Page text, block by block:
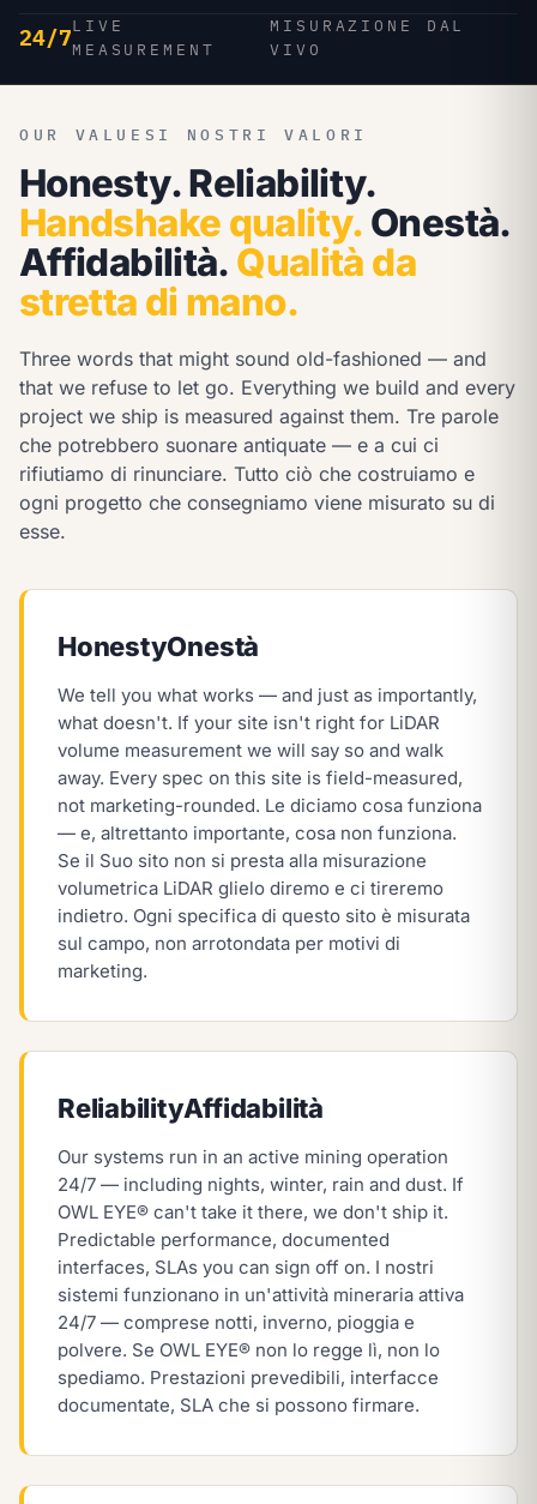
24/7LIVE
MEASUREMENT
MISURAZIONE DAL
VIVO
OUR VALUES I NOSTRI VALORI
Honesty. Reliability.
Handshake quality. Onestà.
Affidabilità. Qualità da
stretta di mano.
Three words that might sound old-fashioned — and
that we refuse to let go. Everything we build and every
project we ship is measured against them. Tre parole
che potrebbero suonare antiquate — e a cui ci
rifiutiamo di rinunciare. Tutto ciò che costruiamo e
ogni progetto che consegniamo viene misurato su di
esse.
HonestyOnestà
We tell you what works — and just as importantly,
what doesn't. If your site isn't right for LiDAR
volume measurement we will say so and walk
away. Every spec on this site is field-measured,
not marketing-rounded. Le diciamo cosa funziona
— e, altrettanto importante, cosa non funziona.
Se il Suo sito non si presta alla misurazione
volumetrica LiDAR glielo diremo e ci tireremo
indietro. Ogni specifica di questo sito è misurata
sul campo, non arrotondata per motivi di
marketing.
ReliabilityAffidabilità
Our systems run in an active mining operation
24/7 — including nights, winter, rain and dust. If
OWL EYE® can't take it there, we don't ship it.
Predictable performance, documented
interfaces, SLAs you can sign off on. I nostri
sistemi funzionano in un'attività mineraria attiva
24/7 — comprese notti, inverno, pioggia e
polvere. Se OWL EYE® non lo regge lì, non lo
spediamo. Prestazioni prevedibili, interfacce
documentate, SLA che si possono firmare.